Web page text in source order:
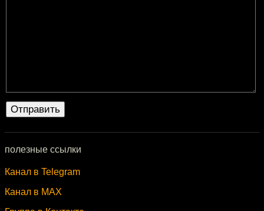
полезные ссылки
Канал в Telegram
Канал в MAX